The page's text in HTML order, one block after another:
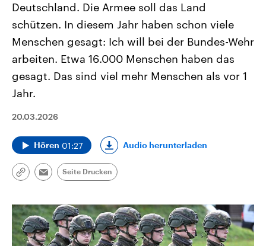
Deutschland. Die Armee soll das Land
schützen. In diesem Jahr haben schon viele
Menschen gesagt: Ich will bei der Bundes-Wehr
arbeiten. Etwa 16.000 Menschen haben das
gesagt. Das sind viel mehr Menschen als vor 1
Jahr.
20.03.2026
Hören 01:27 Audio herunterladen
Link
Email
Seite Drucken